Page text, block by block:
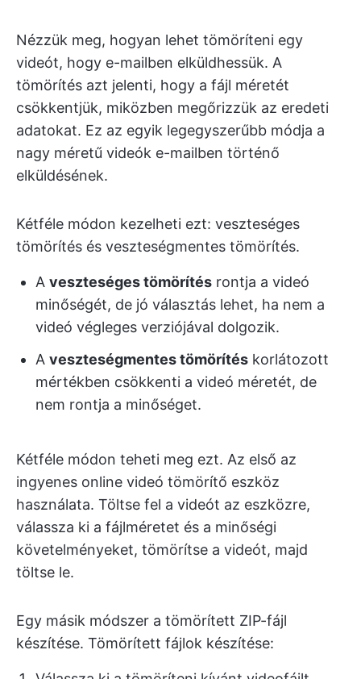
Nézzük meg, hogyan lehet tömöríteni egy
videót, hogy e-mailben elküldhessük. A
tömörítés azt jelenti, hogy a fájl méretét
csökkentjük, miközben megőrizzük az eredeti
adatokat. Ez az egyik legegyszerűbb módja a
nagy méretű videók e-mailben történő
elküldésének.
Kétféle módon kezelheti ezt: veszteséges
tömörítés és veszteségmentes tömörítés.
A veszteséges tömörítés rontja a videó
minőségét, de jó választás lehet, ha nem a
videó végleges verziójával dolgozik.
A veszteségmentes tömörítés korlátozott
mértékben csökkenti a videó méretét, de
nem rontja a minőséget.
Kétféle módon teheti meg ezt. Az első az
ingyenes online videó tömörítő eszköz
használata. Töltse fel a videót az eszközre,
válassza ki a fájlméretet és a minőségi
követelményeket, tömörítse a videót, majd
töltse le.
Egy másik módszer a tömörített ZIP-fájl
készítése. Tömörített fájlok készítése: